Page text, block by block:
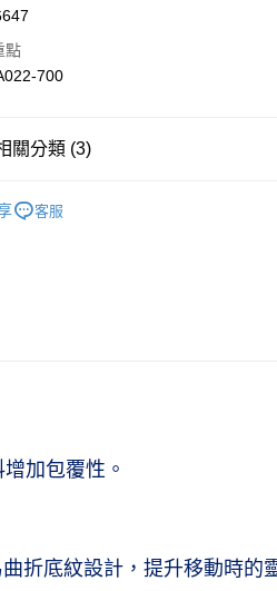
式
點
700
關分類 (3)
客服
加包覆性。
折底紋設計，提升移動時的